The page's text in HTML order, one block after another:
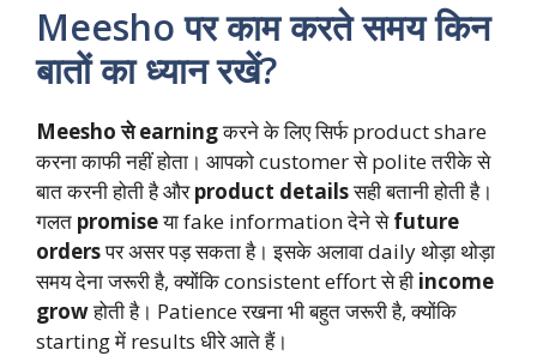
Meesho पर काम करते समय किन
बातों का ध्यान रखें?
Meesho से earningकरने के लिए सिर्फ product share
करना काफी नहीं होता। आपको customer से polite तरीके से
बात करनी होती है औरproduct detailsसही बतानी होती है।
गलत promiseया fake information देने सेfuture
ordersपर असर पड़ सकता है। इसके अलावा daily थोड़ा थोड़ा
समय देना जरूरी है, क्योंकि consistent effort से ही income
growहोती है। Patience रखना भी बहुत जरूरी है, क्योंकि
starting में results धीरे आते हैं।